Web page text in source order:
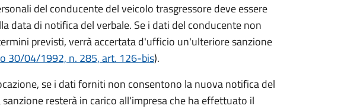
del conducente del veicolo trasgressore deve essere
data di notifica del verbale. Se i dati del conducente non
previsti, verrà accertata d'ufficio un'ulteriore sanzione
30/04/1992, n. 285, art. 126-bis).
se i dati forniti non consentono la nuova notifica del
resterà in carico all'impresa che ha effettuato il